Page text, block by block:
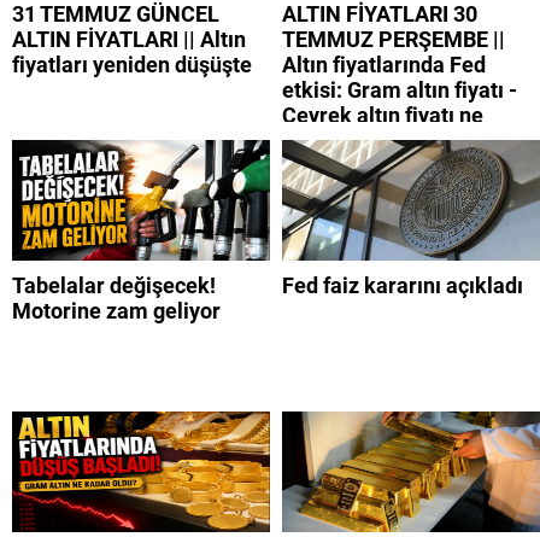
31 TEMMUZ GÜNCEL
ALTIN FİYATLARI || Altın
fiyatları yeniden düşüşte
ALTIN FİYATLARI 30
TEMMUZ PERŞEMBE ||
Altın fiyatlarında Fed
etkisi: Gram altın fiyatı -
Çeyrek altın fiyatı ne
kadar?
Tabelalar değişecek!
Motorine zam geliyor
Fed faiz kararını açıkladı